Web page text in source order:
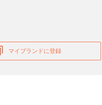
マイブランドに登録